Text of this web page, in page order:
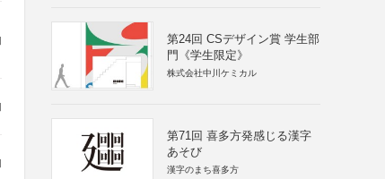
第24回 CSデザイン賞 学生部
門《学生限定》
株式会社中川ケミカル
第71回 喜多方発感じる漢字
あそび
漢字のまち喜多方